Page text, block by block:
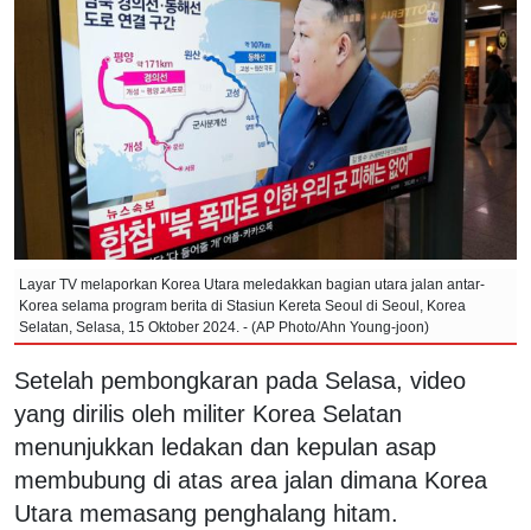
Layar TV melaporkan Korea Utara meledakkan bagian utara jalan antar-
Korea selama program berita di Stasiun Kereta Seoul di Seoul, Korea
Selatan, Selasa, 15 Oktober 2024. - (AP Photo/Ahn Young-joon)
Setelah pembongkaran pada Selasa, video
yang dirilis oleh militer Korea Selatan
menunjukkan ledakan dan kepulan asap
membubung di atas area jalan dimana Korea
Utara memasang penghalang hitam.